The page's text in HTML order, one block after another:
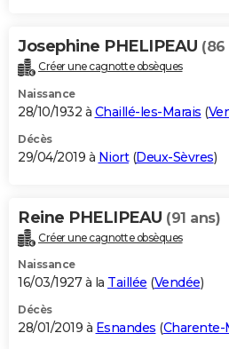
Josephine PHELIPEAU (86
Créer une cagnotte obsèques
Naissance
28/10/1932 à Chaillé-les-Marais (
Décès
29/04/2019 à Niort(Deux-Sèvres)
Reine PHELIPEAU (91 ans)
Créer une cagnotte obsèques
Naissance
16/03/1927 à la Taillée (Vendée)
Décès
28/01/2019 à Esnandes (